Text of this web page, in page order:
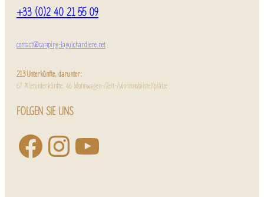
+33 (0)2 40 21 55 09
contact@camping-laguichardiere.net
213 Unterkünfte, darunter:
67 Mietunterkünfte, 46 Wohnwagen-/Zelt-/Wohnmobilstellplätze
FOLGEN SIE UNS